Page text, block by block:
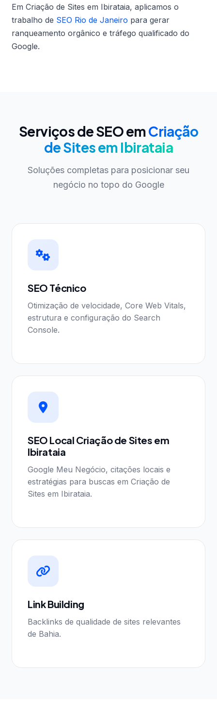
Em Criação de Sites em Ibirataia, aplicamos o
trabalho de SEO Rio de Janeiro para gerar
ranqueamento orgânico e tráfego qualificado do
Google.
Serviços de SEO emCriação
de Sites em Ibirataia
Soluções completas para posicionar seu
negócio no topo do Google
SEO Técnico
Otimização de velocidade, Core Web Vitals,
estrutura e configuração do Search
Console.
SEO Local Criação de Sites em
Ibirataia
Google Meu Negócio, citações locais e
estratégias para buscas em Criação de
Sites em Ibirataia.
Link Building
Backlinks de qualidade de sites relevantes
de Bahia.